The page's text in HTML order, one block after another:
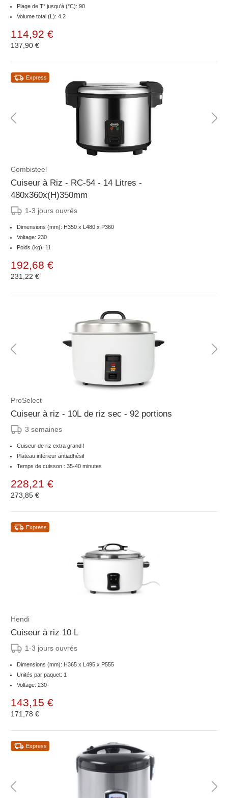
Plage de T° jusqu'à (°C): 90
Volume total (L): 4.2
114,92 €
137,90 €
Express
Combisteel
Cuiseur à Riz - RC-54 - 14 Litres -
480x360x(H)350mm
1-3 jours ouvrés
Dimensions (mm): H350 x L480 x P360
Voltage: 230
Poids (kg): 11
192,68 €
231,22 €
ProSelect
Cuiseur à riz - 10L de riz sec - 92 portions
3 semaines
Cuiseur de riz extra grand !
Plateau intérieur antiadhésif
Temps de cuisson : 35-40 minutes
228,21 €
273,85 €
Express
Hendi
Cuiseur à riz 10 L
1-3 jours ouvrés
Dimensions (mm): H365 x L495 x P555
Unités par paquet: 1
Voltage: 230
143,15 €
171,78 €
Express